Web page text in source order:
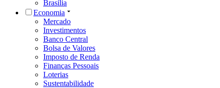
Brasília
Economia
Mercado
Investimentos
Banco Central
Bolsa de Valores
Imposto de Renda
Finanças Pessoais
Loterias
Sustentabilidade